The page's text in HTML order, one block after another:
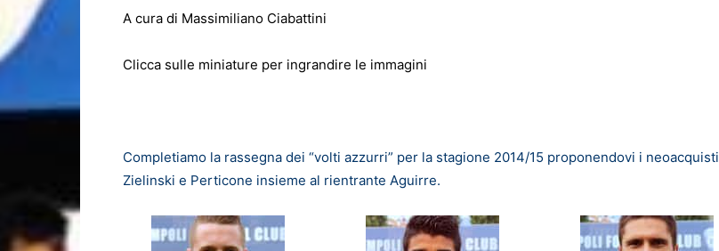
A cura di Massimiliano Ciabattini
Clicca sulle miniature per ingrandire le immagini
Completiamo la rassegna dei “volti azzurri” per la stagione 2014/15 proponendovi i neoacquisti
Zielinski e Perticone insieme al rientrante Aguirre.